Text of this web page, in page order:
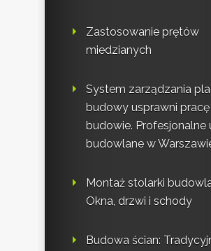
Zastosowanie prętów
miedzianych
System zarządzania
budowy usprawni
budowie. Profesjonalne
budowlane w
Montaż stolarki
Okna, drzwi i schody
Budowa ścian: